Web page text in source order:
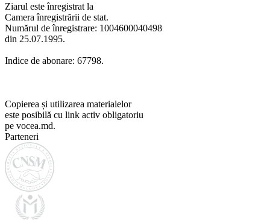
Ziarul este înregistrat la
Camera înregistrării de stat.
Numărul de înregistrare: 1004600040498
din 25.07.1995.
Indice de abonare: 67798.
Copierea și utilizarea materialelor
este posibilă cu link activ obligatoriu
pe vocea.md.
Parteneri